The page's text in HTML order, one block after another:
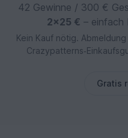
42 Gewinne / 300 €
2×25 € – einfach
Kein Kauf nötig.
Gratis